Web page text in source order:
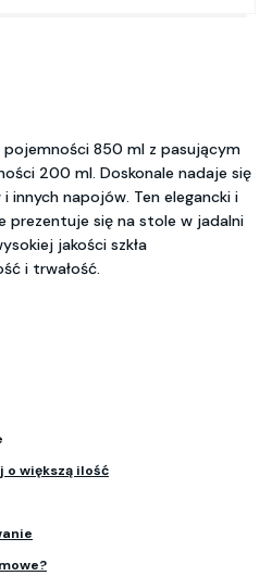
pojemności 850 ml z pasującym
200 ml. Doskonale nadaje się
innych napojów. Ten elegancki i
prezentuje się na stole w jadalni
jakości szkła
i trwałość.
o większą ilość